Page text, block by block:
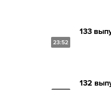
23:52
133
132